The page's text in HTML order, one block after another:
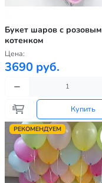
Букет шаров с розовым
котенком
Цена:
3690 руб.
Купить
РЕКОМЕНДУЕМ